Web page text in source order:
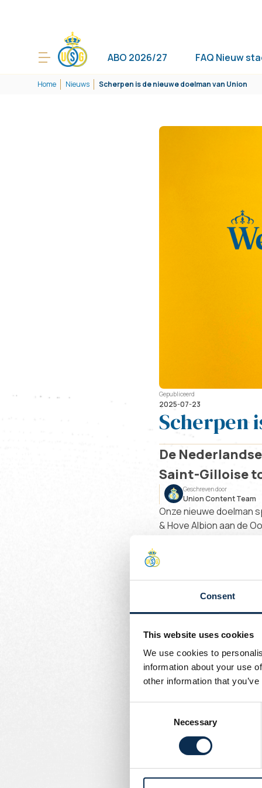
Consent
This website uses cookies
We use cookies to
information about your use
other information that
Necessary
ABO 2026/27 FAQ Nieuw
Home Nieuws Scherpen is de nieuwe doelman van Union
Gepubliceerd
2025-07-23
Scherpen
De
Saint-Gilloise
Geschreven door
Union Content Team
Onze nieuwe doelman
& Hove Albion aan de
In de zomer van 2021
uitgeleend aan de
zijn kwaliteiten te
Welkom in Sint-Gillis,